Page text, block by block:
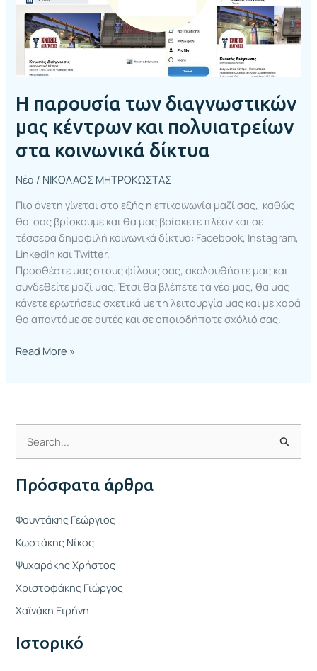
Η παρουσία των διαγνωστικών
μας κέντρων και πολυιατρείων
στα κοινωνικά δίκτυα
Νέα / ΝΙΚΟΛΑΟΣ ΜΗΤΡΟΚΩΣΤΑΣ
Πιο άνετη γίνεται στο εξής η επικοινωνία μαζί σας, καθώς
θα σας βρίσκουμε και θα μας βρίσκετε πλέον και σε
τέσσερα δημοφιλή κοινωνικά δίκτυα: Facebook, Instagram,
LinkedIn και Twitter.
Προσθέστε μας στους φίλους σας, ακολουθήστε μας και
συνδεθείτε μαζί μας. Έτσι θα βλέπετε τα νέα μας, θα μας
κάνετε ερωτήσεις σχετικά με τη λειτουργία μας και με χαρά
θα απαντάμε σε αυτές και σε οποιοδήποτε σχόλιό σας.
στα
κοινωνικά
δίκτυα
Read More »
α
ή
τ
η
σ
η
ι
Πρόσφατα άρθρα
Φουντάκης Γεώργιος
Κωστάκης Νίκος
Ψυχαράκης Χρήστος
Χριστοφάκης Γιώργος
Χαϊνάκη Ειρήνη
Ιστορικό